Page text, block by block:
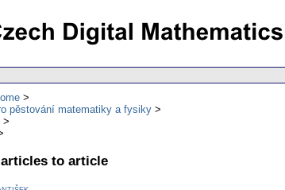
pěstování matematiky a fysiky
to article